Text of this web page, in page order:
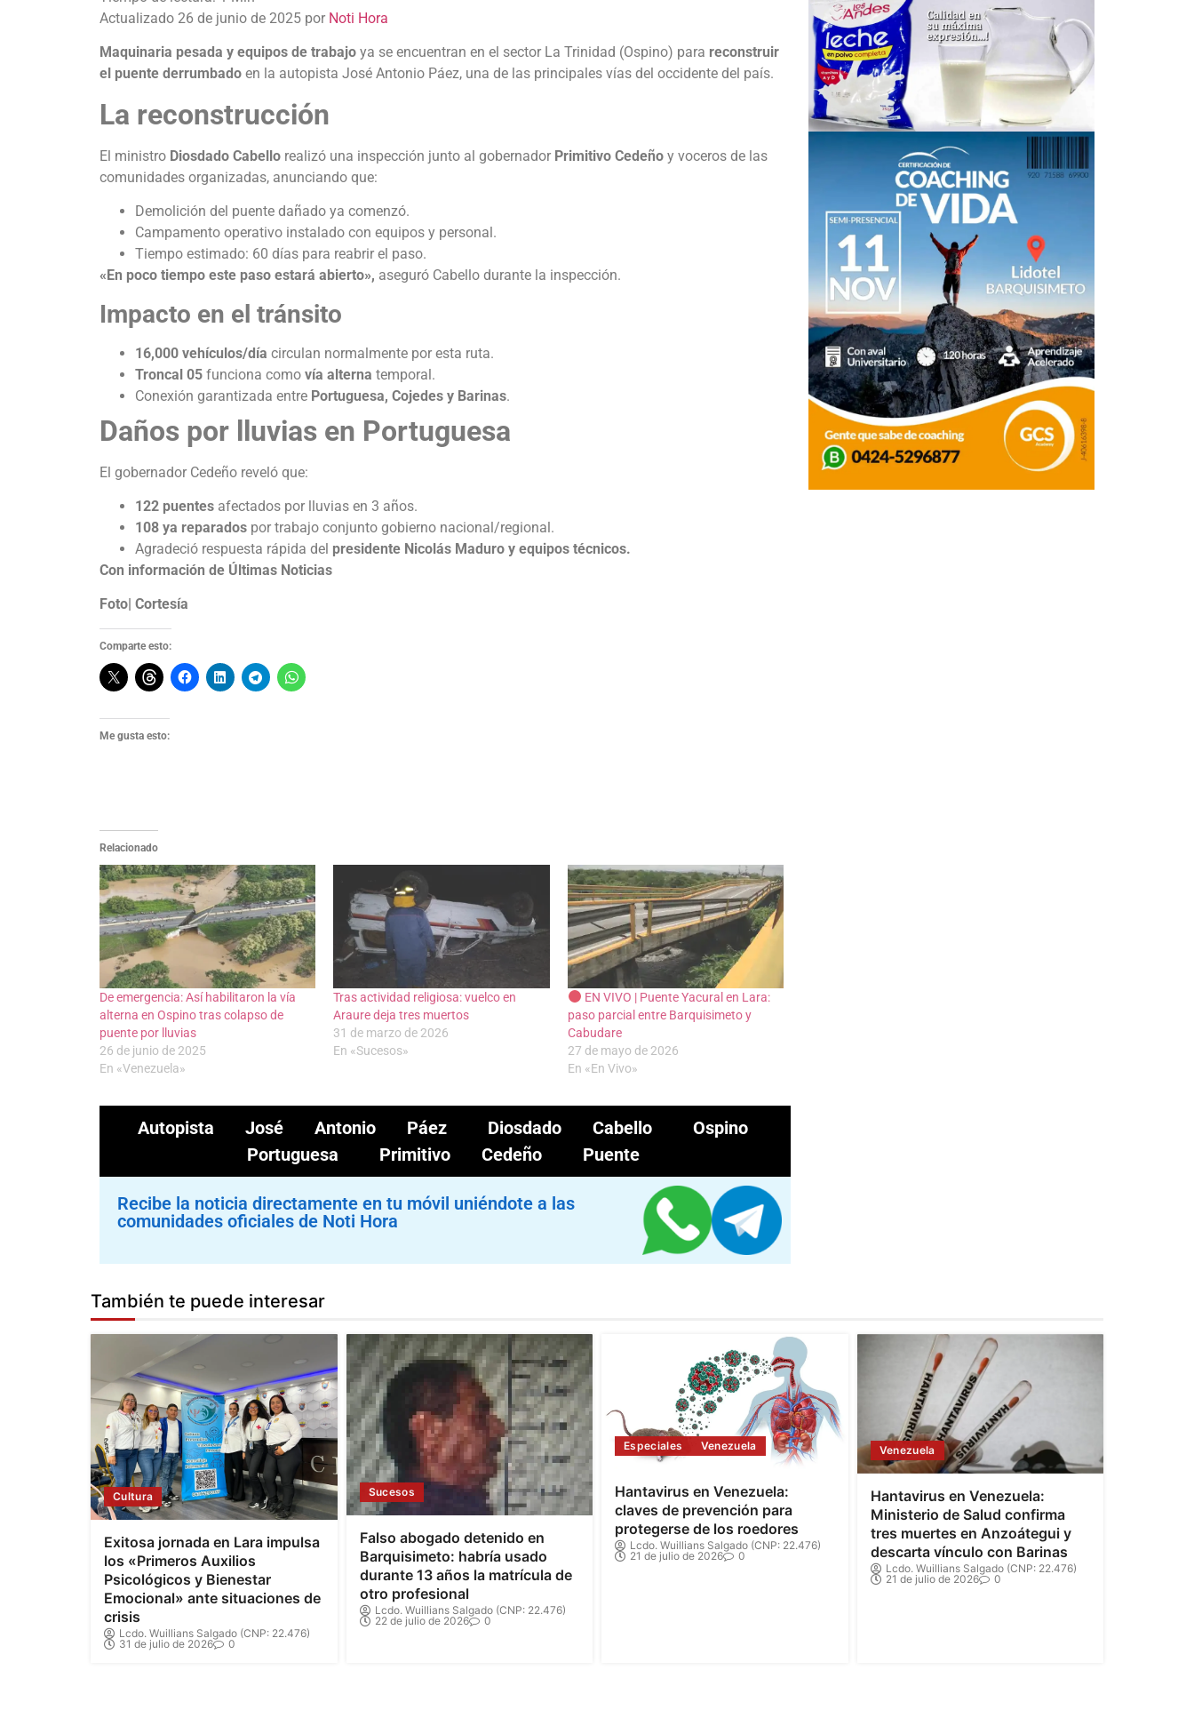
Actualizado 26 de junio de 2025 por Noti Hora
Maquinaria pesada y equipos de trabajo ya se encuentran en el sector La Trinidad (Ospino) para reconstruir
el puente derrumbado en la autopista José Antonio Páez, una de las principales vías del occidente del país.
La reconstrucción
El ministro Diosdado Cabello realizó una inspección junto al gobernador Primitivo Cedeño y voceros de las
comunidades organizadas, anunciando que:
Demolición del puente dañado ya comenzó.
Campamento operativo instalado con equipos y personal.
Tiempo estimado: 60 días para reabrir el paso.
«En poco tiempo este paso estará abierto», aseguró Cabello durante la inspección.
Impacto en el tránsito
16,000 vehículos/día circulan normalmente por esta ruta.
Troncal 05 funciona como vía alterna temporal.
Conexión garantizada entre Portuguesa, Cojedes y Barinas.
Daños por lluvias en Portuguesa
El gobernador Cedeño reveló que:
122 puentes afectados por lluvias en 3 años.
108 ya reparados por trabajo conjunto gobierno nacional/regional.
Agradeció respuesta rápida del presidente Nicolás Maduro y equipos técnicos.
Con información de Últimas Noticias
Foto| Cortesía
Comparte esto:
Me gusta esto:
Relacionado
De emergencia: Así habilitaron la vía
alterna en Ospino tras colapso de
puente por lluvias
26 de junio de 2025
En «Venezuela»
Tras actividad religiosa: vuelco en
Araure deja tres muertos
31 de marzo de 2026
En «Sucesos»
EN VIVO | Puente Yacural en Lara:
paso parcial entre Barquisimeto y
Cabudare
27 de mayo de 2026
En «En Vivo»
Autopista José Antonio Páez Diosdado Cabello
Ospino
Portuguesa
Primitivo Cedeño Puente
Recibe la noticia directamente en tu móvil uniéndote a las
comunidades oficiales de Noti Hora
También te puede interesar
Cultura
Exitosa jornada en Lara impulsa
los «Primeros Auxilios
Psicológicos y Bienestar
Emocional» ante situaciones de
crisis
Lcdo. Wuillians Salgado (CNP: 22.476)
31 de julio de 2026
0
Sucesos
Falso abogado detenido en
Barquisimeto: habría usado
durante 13 años la matrícula de
otro profesional
Lcdo. Wuillians Salgado (CNP: 22.476)
22 de julio de 2026
0
Especiales Venezuela
Hantavirus en Venezuela:
claves de prevención para
protegerse de los roedores
Lcdo. Wuillians Salgado (CNP: 22.476)
21 de julio de 2026
0
Venezuela
Hantavirus en Venezuela:
Ministerio de Salud confirma
tres muertes en Anzoátegui y
descarta vínculo con Barinas
Lcdo. Wuillians Salgado (CNP: 22.476)
21 de julio de 2026
0